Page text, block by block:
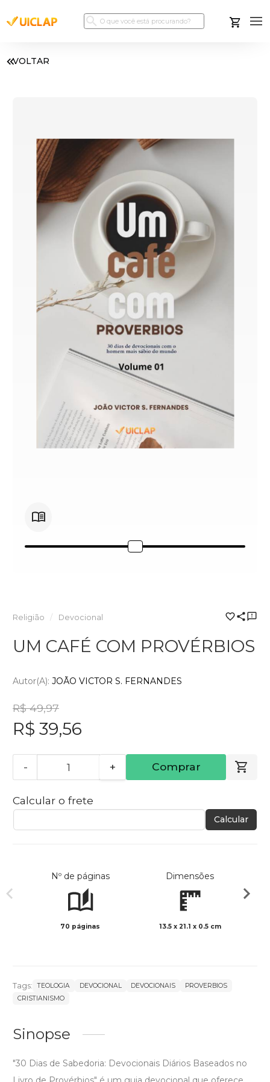
VOLTAR
Religião Devocional
UM CAFÉ COM PROVÉRBIOS
Autor(a): JOÃO VICTOR S. FERNANDES
R$ 49,97
R$ 39,56
- + Comprar
Calcular o frete
Calcular
Nº de páginas
70 páginas
Dimensões
13.5 x 21.1 x 0.5 cm
Tags: TEOLOGIA DEVOCIONAL DEVOCIONAIS
PROVERBIOS
CRISTIANISMO
Sinopse
"30 Dias de Sabedoria: Devocionais Diários Baseados no